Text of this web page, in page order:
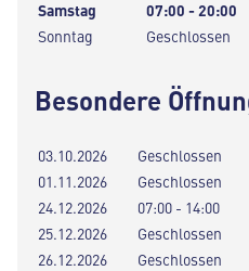
Samstag
07:00 - 20:00
Sonntag
Geschlossen
Besondere
03.10.2026
Geschlossen
01.11.2026
Geschlossen
24.12.2026
07:00 - 14:00
25.12.2026
Geschlossen
26.12.2026
Geschlossen